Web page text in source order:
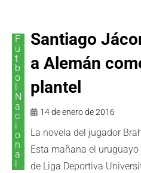
F
ú
t
b
o
N
a
c
i
o
n
a
Santiago
a Alemán
plantel
14 de enero de 2016
La novela del jugador
Esta mañana el
de Liga Deportiva